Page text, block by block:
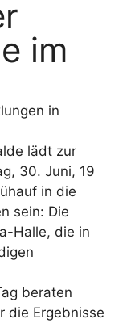
im
in
lädt zur
30. Juni, 19
in die
sein: Die
Halle, die in
beraten
die Ergebnisse